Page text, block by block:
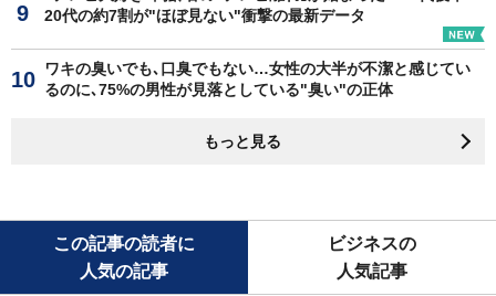
20代の約7割が"ほぼ見ない"衝撃の最新データ
ワキの臭いでも､口臭でもない…女性の大半が不潔と感じてい
るのに､75%の男性が見落としている"臭い"の正体
もっと見る
この記事の読者に
人気の記事
ビジネスの
人気記事